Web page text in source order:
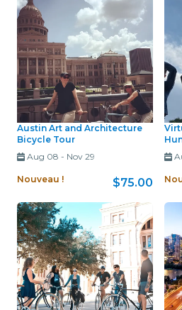
Austin Art and Architecture
Bicycle Tour
Aug 08 - Nov 29
Nouveau ! $75.00